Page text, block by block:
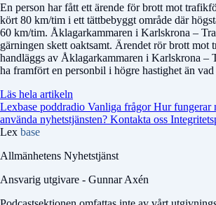
En person har fått ett ärende för brott mot
kört 80 km/tim i ett tättbebyggt område där
60 km/tim. Åklagarkammaren i Karlskrona –
gärningen skett oaktsamt. Ärendet rör brott mot
handläggs av Åklagarkammaren i Karlskrona –
ha framfört en personbil i högre hastighet än vad
Läs hela artikeln
Lexbase poddradio Vanliga frågorHur fungerar
använda nyhetstjänsten? Kontakta oss
Lex base
Allmänhetens Nyhetstjänst
Ansvarig utgivare - Gunnar Axén